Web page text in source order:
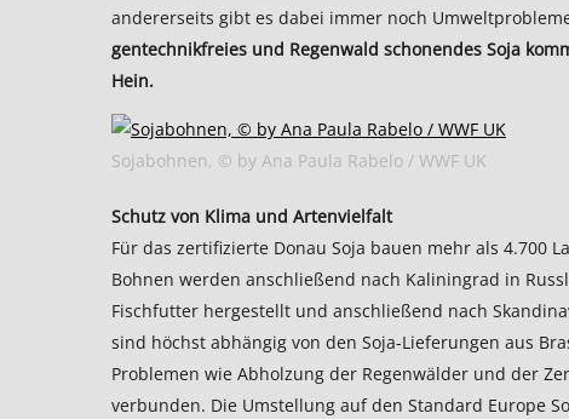
andererseits gibt es dabei immer noch
gentechnikfreies und Regenwald schonendes Soja
Hein.
Sojabohnen, © by Ana Paula Rabelo / WWF UK
Schutz von Klima und Artenvielfalt
Für das zertifizierte Donau Soja bauen mehr als 4.700
Bohnen werden anschließend nach Kaliningrad in
Fischfutter hergestellt und anschließend nach
sind höchst abhängig von den Soja-Lieferungen aus
Problemen wie Abholzung der Regenwälder und der
verbunden. Die Umstellung auf den Standard Europe